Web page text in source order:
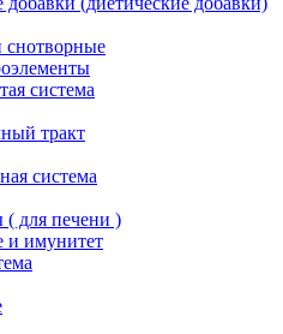
снотворные
система
тракт
система
( для печени )
и имунитет